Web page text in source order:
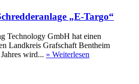
„E-Targo“
Technology GmbH hat einen
Landkreis Grafschaft Bentheim
wird... » Weiterlesen